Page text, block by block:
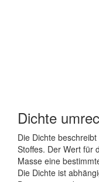
Dichte
Die Dichte
Stoffes. Der Wert für
Masse eine
Die Dichte ist